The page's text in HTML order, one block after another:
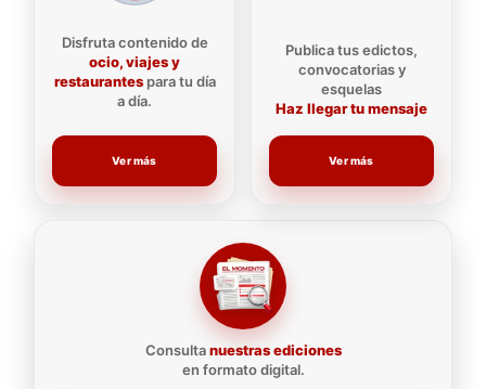
Disfruta contenido de
ocio, viajes y
restaurantespara tu día
a día.
Ver más
Consultanuestras ediciones
en formato digital.
Publica tus edictos,
convocatorias y
esquelas
Haz llegar tu mensaje
Ver más